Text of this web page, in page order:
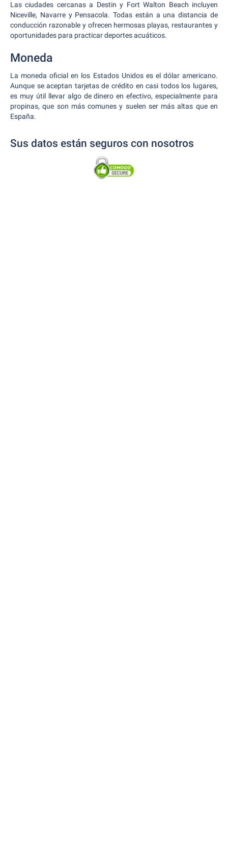
Las ciudades cercanas a Destin y Fort Walton Beach incluyen
Niceville, Navarre y Pensacola. Todas están a una distancia de
conducción razonable y ofrecen hermosas playas, restaurantes y
oportunidades para practicar deportes acuáticos.
Moneda
La moneda oficial en los Estados Unidos es el dólar americano.
Aunque se aceptan tarjetas de crédito en casi todos los lugares,
es muy útil llevar algo de dinero en efectivo, especialmente para
propinas, que son más comunes y suelen ser más altas que en
España.
Sus datos están seguros con nosotros